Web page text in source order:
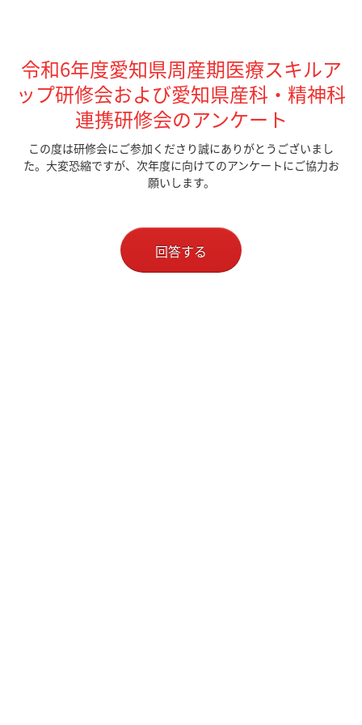
令和6年度愛知県周産期医療スキルア
ップ研修会および愛知県産科・精神科
連携研修会のアンケート
この度は研修会にご参加くださり誠にありがとうございまし
た。大変恐縮ですが、次年度に向けてのアンケートにご協力お
願いします。
回答する